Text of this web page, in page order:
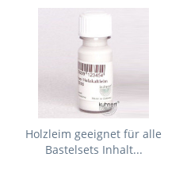
Holzleim geeignet für alle
Bastelsets Inhalt...